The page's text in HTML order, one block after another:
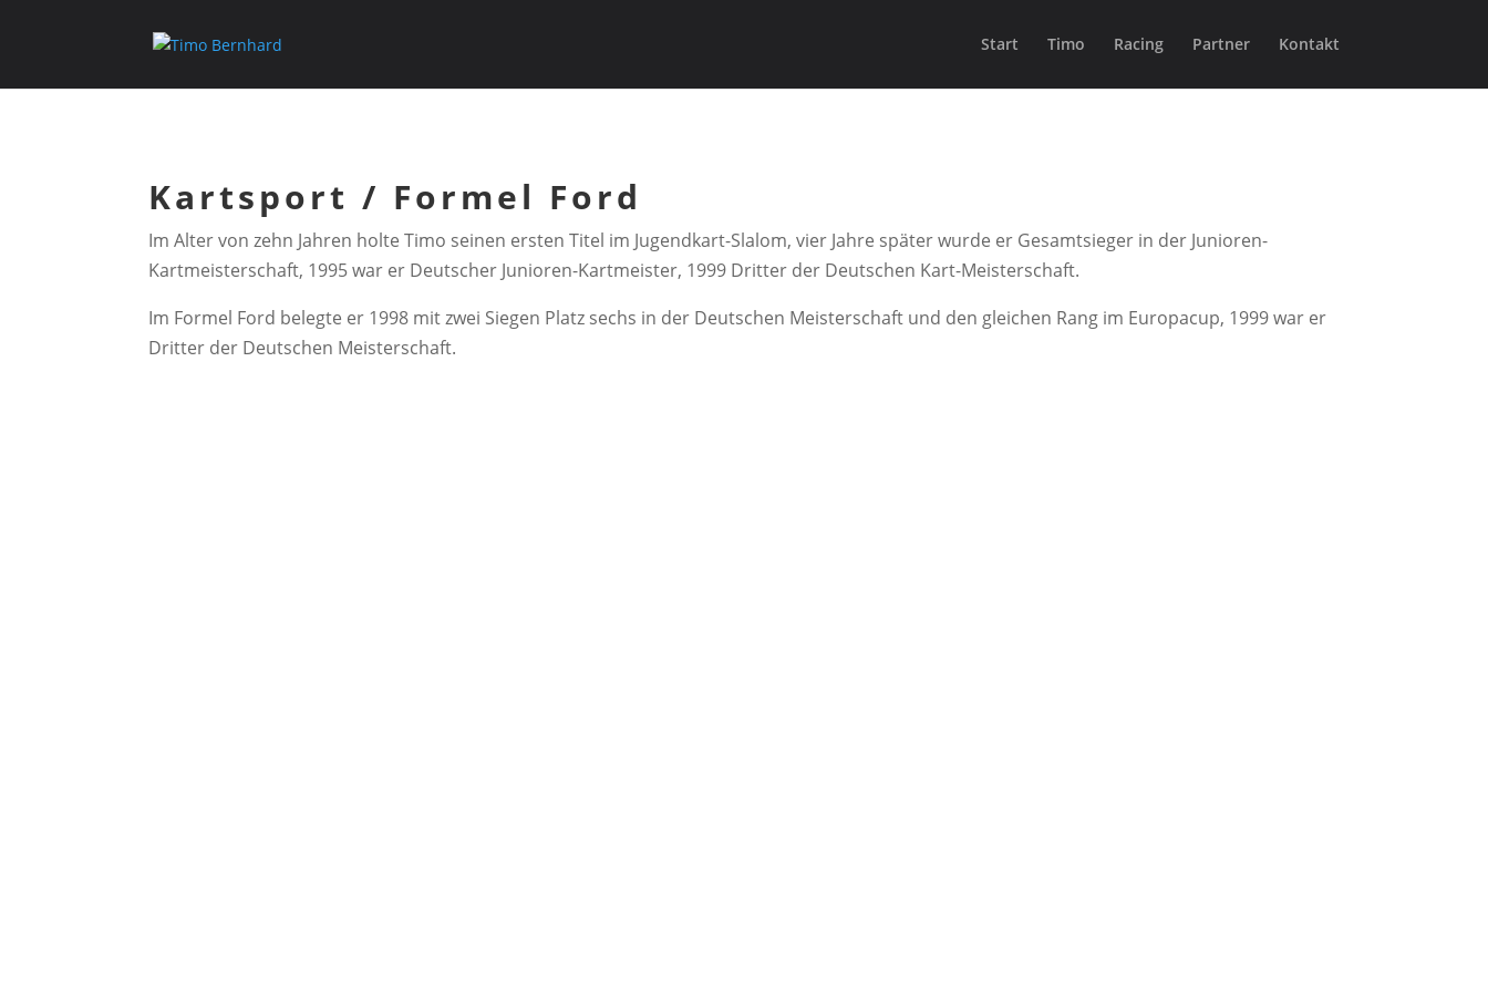
Start Timo Racing Partner Kontakt
Kartsport / Formel Ford
Im Alter von zehn Jahren holte Timo seinen ersten Titel im Jugendkart-Slalom, vier Jahre später wurde er Gesamtsieger in der Junioren-
Kartmeisterschaft, 1995 war er Deutscher Junioren-Kartmeister, 1999 Dritter der Deutschen Kart-Meisterschaft.
Im Formel Ford belegte er 1998 mit zwei Siegen Platz sechs in der Deutschen Meisterschaft und den gleichen Rang im Europacup, 1999 war er
Dritter der Deutschen Meisterschaft.